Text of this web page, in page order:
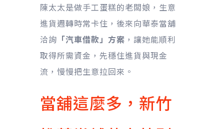
陳太太是做手工蛋糕的老闆娘，生意
進貨週轉時常卡住，後來向華泰當舖
洽詢 「汽車借款」方案 ，讓她能順利
取得所需資金，先穩住進貨與現金
流，慢慢把生意拉回來。
當舖這麼多，新竹